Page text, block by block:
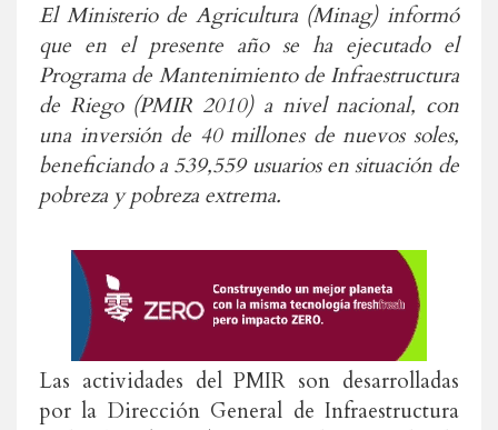
El Ministerio de Agricultura (Minag) informó
que en el presente año se ha ejecutado el
Programa de Mantenimiento de Infraestructura
de Riego (PMIR 2010) a nivel nacional, con
una inversión de 40 millones de nuevos soles,
beneficiando a 539,559 usuarios en situación de
pobreza y pobreza extrema.
Las actividades del PMIR son desarrolladas
por la Dirección General de Infraestructura